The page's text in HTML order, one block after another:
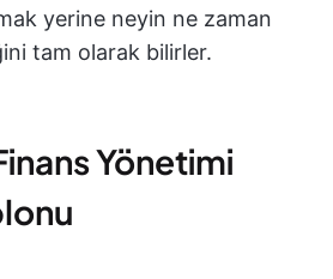
yerine neyin ne zaman
tam olarak bilirler.
Yönetimi